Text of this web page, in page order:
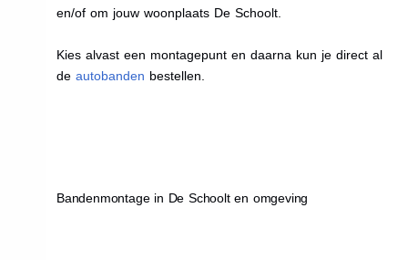
en/of om jouw woonplaats De Schoolt.
Kies alvast een montagepunt en daarna kun je direct al
de autobanden bestellen.
Bandenmontage in De Schoolt en omgeving